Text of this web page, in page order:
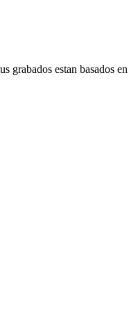
estan basados